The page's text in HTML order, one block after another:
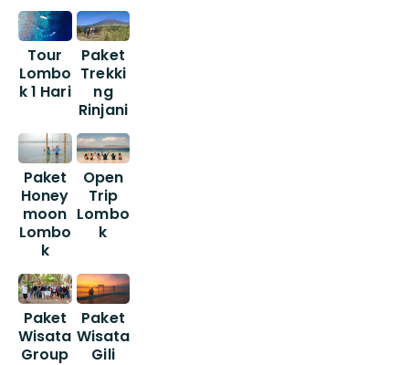
Tour
Lombo
k 1 Hari
Paket
Trekki
ng
Rinjani
Paket
Honey
moon
Lombo
k
Open
Trip
Lombo
k
Paket
Wisata
Group
Paket
Wisata
Gili